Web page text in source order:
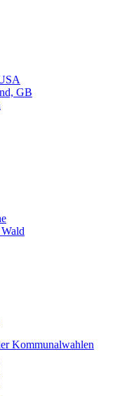
GB
Kommunalwahlen